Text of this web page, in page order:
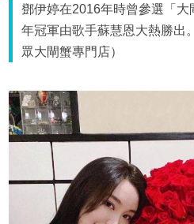
鄧伊婷在2016年時曾參選「
年冠軍由歌手蘇慧恩大熱勝出
眾大閘蟹專門店）